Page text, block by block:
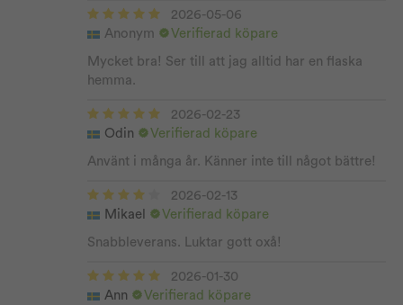
2026-05-06
Anonym
Verifierad köpare
Mycket bra! Ser till att jag alltid har en flaska
hemma.
2026-02-23
Odin
Verifierad köpare
Använt i många år. Känner inte till något bättre!
2026-02-13
Mikael
Verifierad köpare
Snabbleverans. Luktar gott oxå!
2026-01-30
Ann
Verifierad köpare